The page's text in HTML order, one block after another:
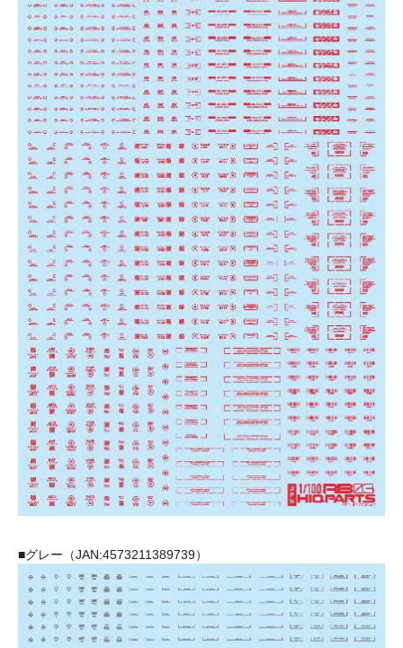
■グレー（JAN:4573211389739）